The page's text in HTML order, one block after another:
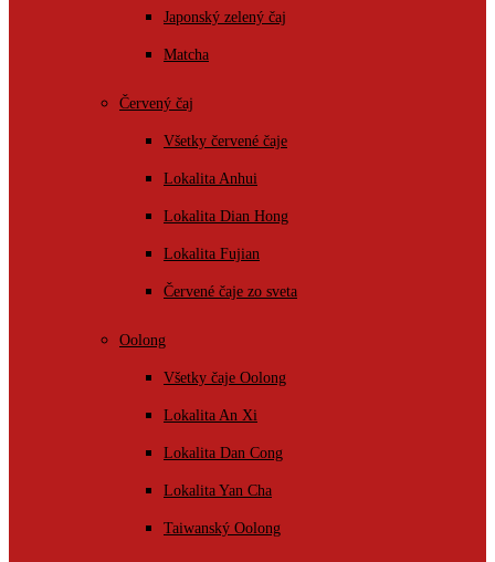
Japonský zelený čaj
Matcha
Červený čaj
Všetky červené čaje
Lokalita Anhui
Lokalita Dian Hong
Lokalita Fujian
Červené čaje zo sveta
Oolong
Všetky čaje Oolong
Lokalita An Xi
Lokalita Dan Cong
Lokalita Yan Cha
Taiwanský Oolong